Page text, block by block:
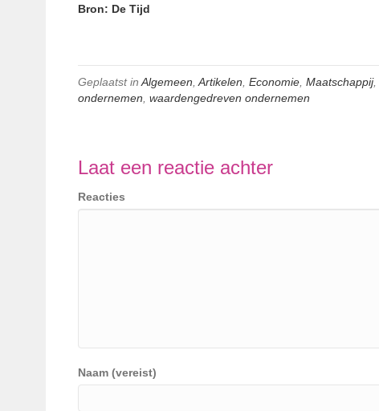
Bron: De Tijd
Geplaatst in Algemeen Artikelen Economie Maatschappij,
ondernemen waardengedreven ondernemen
Laat een reactie achter
Reacties
Naam (vereist)